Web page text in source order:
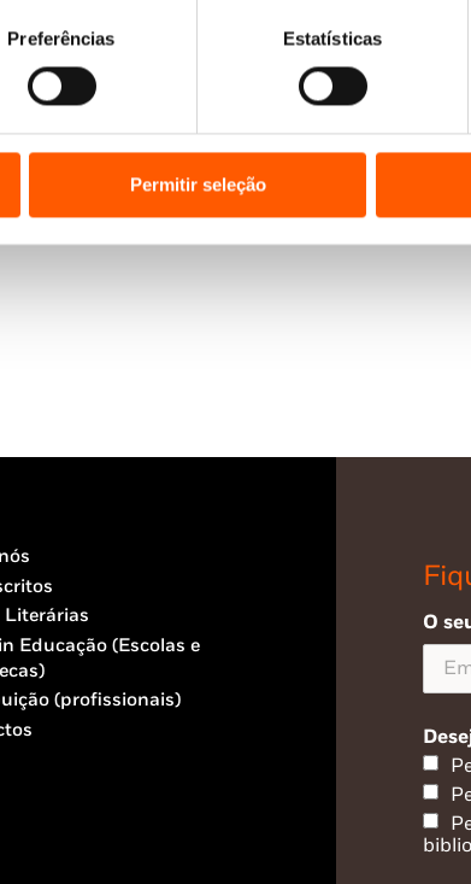
Preferências Estatísticas
Permitir seleção
Literárias
Educação (Escolas e
(profissionais)
O